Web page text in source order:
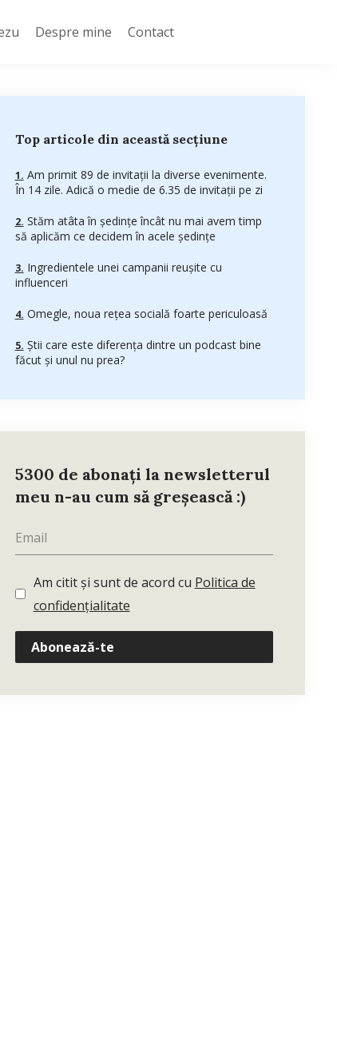
Despre mine Contact
Top articole din această secțiune
Am primit 89 de invitații la diverse evenimente.
În 14 zile. Adică o medie de 6.35 de invitații pe zi
Stăm atâta în ședințe încât nu mai avem timp
să aplicăm ce decidem în acele ședințe
Ingredientele unei campanii reușite cu
influenceri
Omegle, noua rețea socială foarte periculoasă
Știi care este diferența dintre un podcast bine
făcut și unul nu prea?
5300 de abonați la newsletterul
meu n-au cum să greșească :)
Am citit și sunt de acord cu Politica de
confidențialitate
Abonează-te